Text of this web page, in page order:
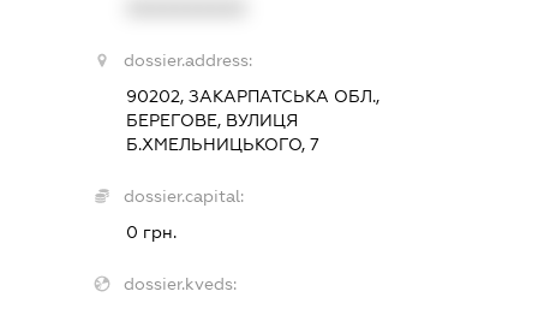
dossier.address:
90202, ЗАКАРПАТСЬКА ОБЛ.,
БЕРЕГОВЕ, ВУЛИЦЯ
Б.ХМЕЛЬНИЦЬКОГО, 7
dossier.capital:
0 грн.
dossier.kveds: